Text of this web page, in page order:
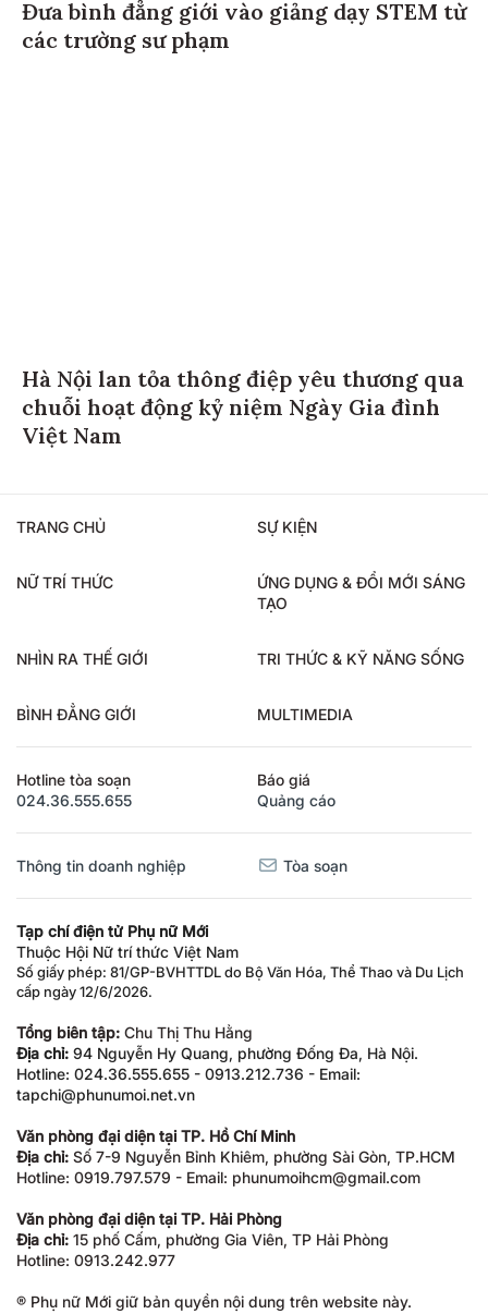
Đưa bình đẳng giới vào giảng dạy STEM từ
các trường sư phạm
Hà Nội lan tỏa thông điệp yêu thương qua
chuỗi hoạt động kỷ niệm Ngày Gia đình
Việt Nam
TRANG CHỦ SỰ KIỆN
NỮ TRÍ THỨC
ỨNG DỤNG & ĐỔI MỚI SÁNG
TẠO
NHÌN RA THẾ GIỚI TRI THỨC & KỸ NĂNG SỐNG
BÌNH ĐẲNG GIỚI MULTIMEDIA
Hotline tòa soạn
024.36.555.655
Báo giá
Quảng cáo
Thông tin doanh nghiệp Tòa soạn
Tạp chí điện tử Phụ nữ Mới
Thuộc Hội Nữ trí thức Việt Nam
Số giấy phép: 81/GP-BVHTTDL do Bộ Văn Hóa, Thể Thao và Du Lịch
cấp ngày 12/6/2026.
Tổng biên tập: Chu Thị Thu Hằng
Địa chỉ: 94 Nguyễn Hy Quang, phường Đống Đa, Hà Nội.
Hotline: 024.36.555.655 - 0913.212.736 - Email:
tapchi@phunumoi.net.vn
Văn phòng đại diện tại TP. Hồ Chí Minh
Địa chỉ: Số 7-9 Nguyễn Bỉnh Khiêm, phường Sài Gòn, TP.HCM
Hotline: 0919.797.579 - Email: phunumoihcm@gmail.com
Văn phòng đại diện tại TP. Hải Phòng
Địa chỉ: 15 phố Cấm, phường Gia Viên, TP Hải Phòng
Hotline: 0913.242.977
® Phụ nữ Mới giữ bản quyền nội dung trên website này.